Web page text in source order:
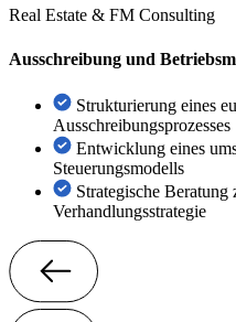
Real Estate & FM Consulting
Ausschreibung und
Strukturierung eines
Ausschreibungsprozesses
Entwicklung eines
Steuerungsmodells
Strategische Beratung
Verhandlungsstrategie